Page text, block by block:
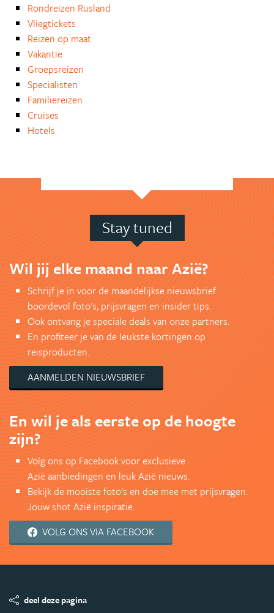
Rondreizen Rusland
Vliegtickets
Reizen op maat
Vakantie
Groepsreizen
Specialisten
Familiereizen
Cruises
Hotels
Stay tuned
Wil jij elke maand naar Azië?
Schrijf je in voor de maandelijkse nieuwsbrief
boordevol foto's, prijsvragen en insider tips.
Ook ontvang je speciale deals van onze partners.
En profiteer je van de leukste kortingen op
reisproducten.
AANMELDEN NIEUWSBRIEF
En wil je als eerste op de hoogte
zijn?
Volg ons op Facebook voor exclusieve
Azië aanbiedingen en leuk Azië nieuws.
Bekijk de mooiste foto's en doe mee met prijsvragen.
Jouw shot Azië inspiratie.
VOLG ONS VIA FACEBOOK
deel deze pagina